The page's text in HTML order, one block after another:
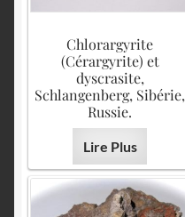
Chlorargyrite
(Cérargyrite) et
dyscrasite,
Schlangenberg, Sibérie,
Russie.
Lire Plus